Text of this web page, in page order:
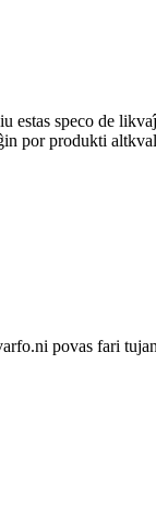
speco de
por produkti
povas fari